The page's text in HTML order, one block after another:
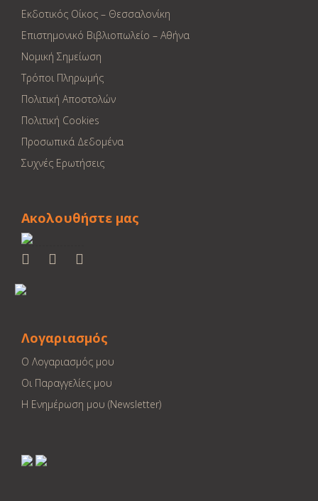
Εκδοτικός Οίκος – Θεσσαλονίκη
Επιστημονικό Βιβλιοπωλείο – Αθήνα
Νομική Σημείωση
Τρόποι Πληρωμής
Πολιτική Αποστολών
Πολιτική Cookies
Προσωπικά Δεδομένα
Συχνές Ερωτήσεις
Ακολουθήστε μας
Λογαριασμός
Ο Λογαριασμός μου
Οι Παραγγελίες μου
Η Ενημέρωση μου (Newsletter)